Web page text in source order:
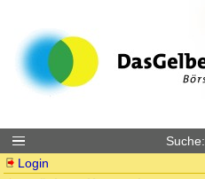
Suche:
Login